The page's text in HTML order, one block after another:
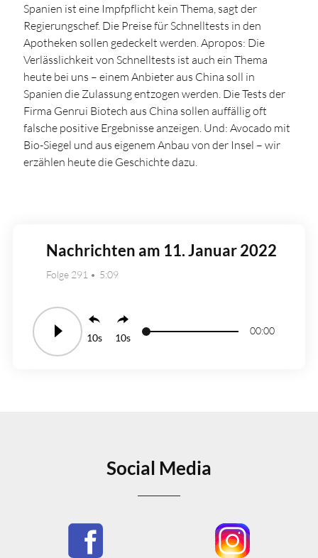
Spanien ist eine Impfpflicht kein Thema, sagt der
Regierungschef. Die Preise für Schnelltests in den
Apotheken sollen gedeckelt werden. Apropos: Die
Verlässlichkeit von Schnelltests ist auch ein Thema
heute bei uns – einem Anbieter aus China soll in
Spanien die Zulassung entzogen werden. Die Tests der
Firma Genrui Biotech aus China sollen auffällig oft
falsche positive Ergebnisse anzeigen. Und: Avocado mit
Bio-Siegel und aus eigenem Anbau von der Insel – wir
erzählen heute die Geschichte dazu.
Nachrichten am 11. Januar 2022
Folge 291 5:09
10 10
00:00
Social Media